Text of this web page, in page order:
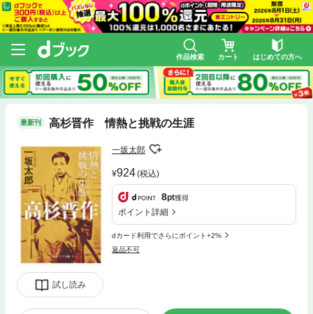
作品検索 カート はじめての方へ
最新刊 高杉晋作 情熱と挑戦の生涯
試し読み
一坂太郎
924(税込)
8pt獲得
ポイント詳細
dカード利用でさらにポイント+2%
返品不可